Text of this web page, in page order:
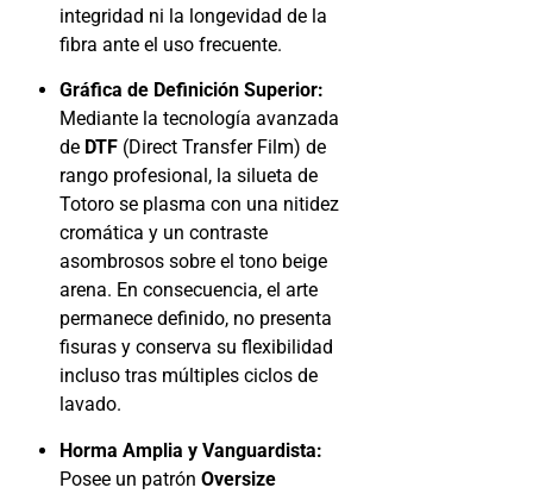
integridad ni la longevidad de la
fibra ante el uso frecuente.
Gráfica de Definición Superior:
Mediante la tecnología avanzada
de DTF (Direct Transfer Film) de
rango profesional, la silueta de
Totoro se plasma con una nitidez
cromática y un contraste
asombrosos sobre el tono beige
arena. En consecuencia, el arte
permanece definido, no presenta
fisuras y conserva su flexibilidad
incluso tras múltiples ciclos de
lavado.
Horma Amplia y Vanguardista:
Posee un patrón Oversize